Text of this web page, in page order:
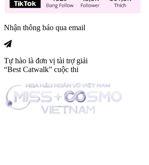
Nhận thông báo qua email
Tự hào là đơn vị tài trợ giải
“Best Catwalk” cuộc thi